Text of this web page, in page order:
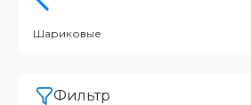
Шариковые
Фильтр